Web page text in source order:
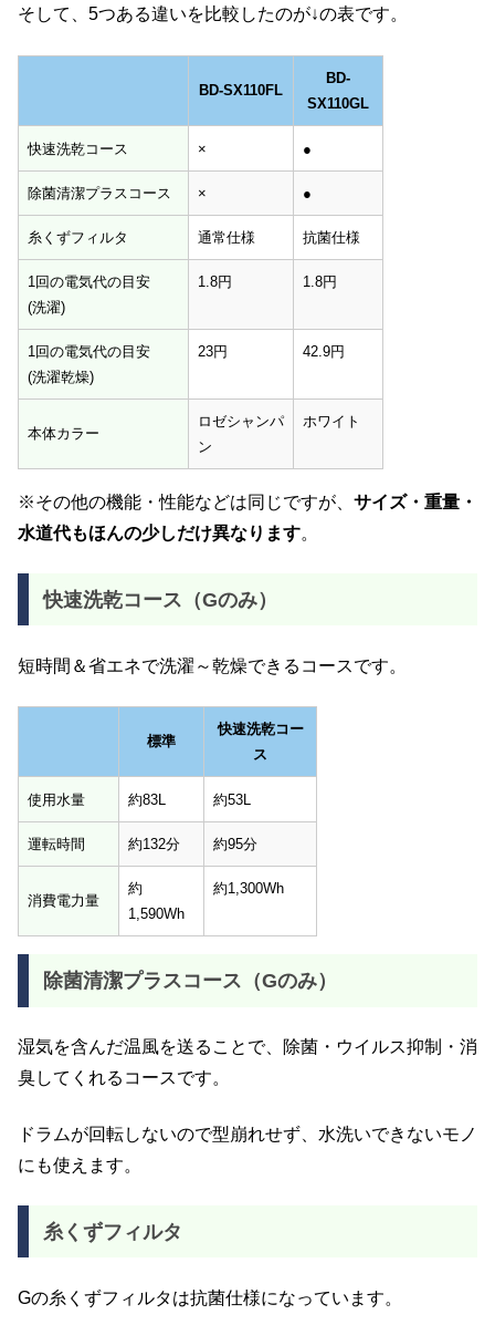
そして、5つある違いを比較したのが↓の表です。
BD-SX110FL
BD-
SX110GL
快速洗乾コース × ●
除菌清潔プラスコース × ●
糸くずフィルタ 通常仕様 抗菌仕様
1回の電気代の目安
(洗濯)
1.8円 1.8円
1回の電気代の目安
(洗濯乾燥)
23円 42.9円
本体カラー
ロゼシャンパ
ン
ホワイト
※その他の機能・性能などは同じですが、 サイズ・重量・
水道代もほんの少しだけ異なります。
快速洗乾コース（Gのみ）
短時間＆省エネで洗濯～乾燥できるコースです。
標準
快速洗乾コー
ス
標準
快速洗乾コー
使用水量 約83L 約53L
運転時間 約132分 約95分
消費電力量
約
1,590Wh
約1,300Wh
除菌清潔プラスコース（Gのみ）
湿気を含んだ温風を送ることで、除菌・ウイルス抑制・消
臭してくれるコースです。
ドラムが回転しないので型崩れせず、水洗いできないモノ
にも使えます。
糸くずフィルタ
Gの糸くずフィルタは抗菌仕様になっています。